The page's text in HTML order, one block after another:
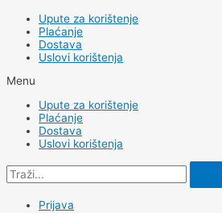
Upute za korištenje
Plaćanje
Dostava
Uslovi korištenja
Menu
Upute za korištenje
Plaćanje
Dostava
Uslovi korištenja
Prijava